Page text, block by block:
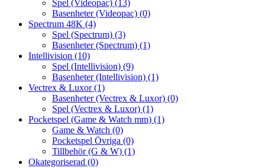
Spel (Videopac) (13)
Basenheter (Videopac) (0)
Spectrum 48K (4)
Spel (Spectrum) (3)
Basenheter (Spectrum) (1)
Intellivision (10)
Spel (Intellivision) (9)
Basenheter (Intellivision) (1)
Vectrex & Luxor(1)
Basenheter (Vectrex & Luxor) (0)
Spel (Vectrex & Luxor) (1)
Pocketspel (Game & Watch mm) (1)
Game & Watch (0)
Pocketspel Övriga (0)
Tillbehör (G & W) (1)
Okategoriserad (0)